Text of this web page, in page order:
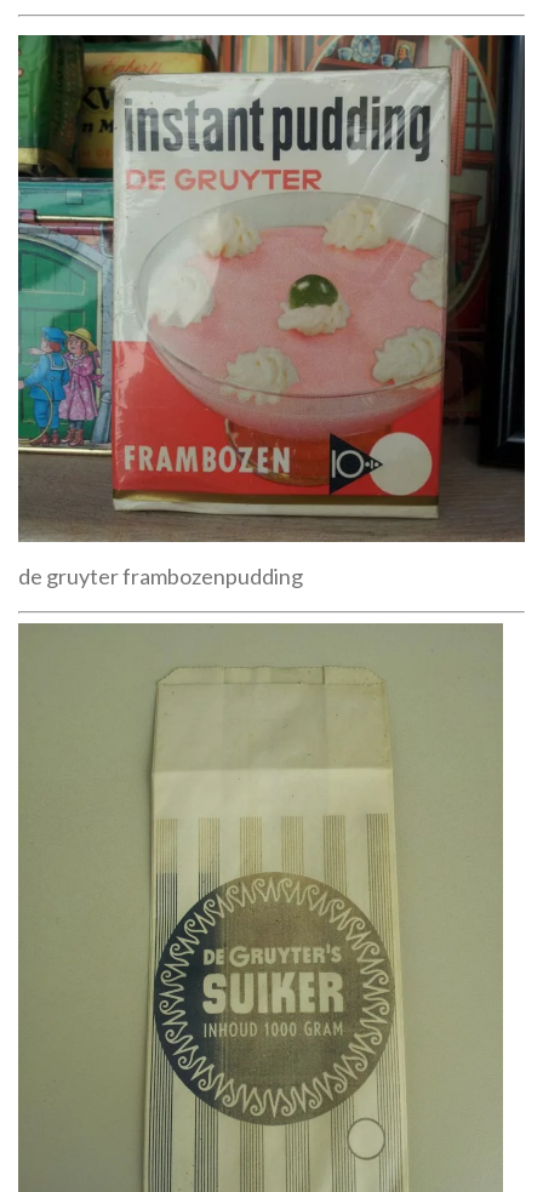
de gruyter frambozenpudding